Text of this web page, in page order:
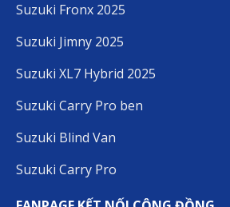
Suzuki Fronx 2025
Suzuki Jimny 2025
Suzuki XL7 Hybrid 2025
Suzuki Carry Pro ben
Suzuki Blind Van
Suzuki Carry Pro